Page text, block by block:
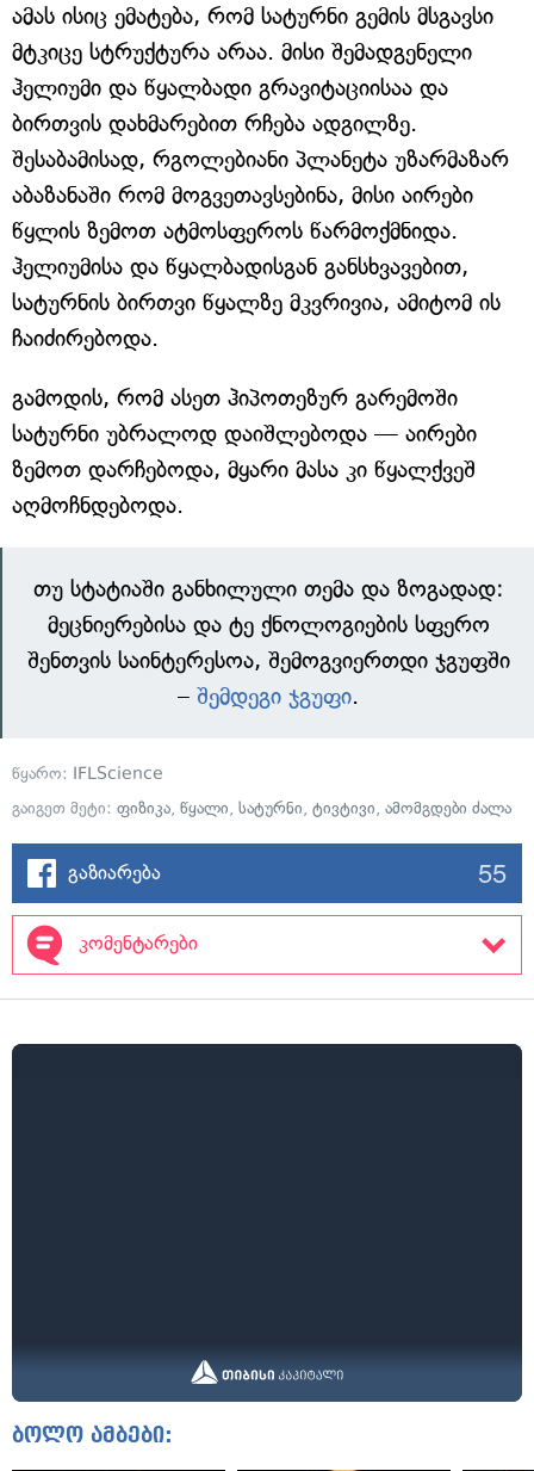
ამას ისიც ემატება, რომ სატურნი გემის მსგავსი
მტკიცე სტრუქტურა არაა. მისი შემადგენელი
ჰელიუმი და წყალბადი გრავიტაციისაა და
ბირთვის დახმარებით რჩება ადგილზე.
შესაბამისად, რგოლებიანი პლანეტა უზარმაზარ
აბაზანაში რომ მოგვეთავსებინა, მისი აირები
წყლის ზემოთ ატმოსფეროს წარმოქმნიდა.
ჰელიუმისა და წყალბადისგან განსხვავებით,
სატურნის ბირთვი წყალზე მკვრივია, ამიტომ ის
ჩაიძირებოდა.
გამოდის, რომ ასეთ ჰიპოთეზურ გარემოში
სატურნი უბრალოდ დაიშლებოდა — აირები
ზემოთ დარჩებოდა, მყარი მასა კი წყალქვეშ
აღმოჩნდებოდა.
თუ სტატიაში განხილული თემა და ზოგადად:
მეცნიერებისა და ტე ქნოლოგიების სფერო
შენთვის საინტერესოა, შემოგვიერთდი ჯგუფში
– შემდეგი ჯგუფი.
წყარო: IFLScience
გაიგეთ მეტი: ფიზიკა, წყალი, სატურნი, ტივტივი, ამომგდები ძალა
გაზიარება 55
კომენტარები
ბოლო ამბები: